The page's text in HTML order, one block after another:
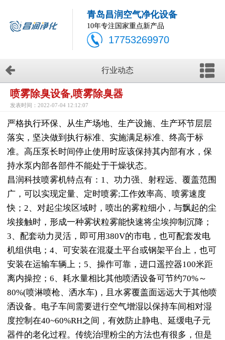
青岛昌润空气净化设备
10年专注国家重点新产品
17753269970
行业动态
喷雾除臭设备,喷雾除臭器
发表时间：2022-07-04 12:12:07
严格执行环保、从生产场地、生产设施、生产环节层层
落实，坚决做到执行标准、实施满足标准、终高于标
准。高压泵长时间停止使用时应该保持其内部有水，保
持水泵内部各部件不能处于干燥状态。
昌润科技喷雾机特点有：1、功力强、射程远、覆盖范围
广，可以实现定量、定时喷雾;工作效率高、喷雾速度
快；2、对起尘埃区域时，喷出的雾粒细小，与飘起的尘
埃接触时，形成一种雾状粒雾能快速将尘埃抑制沉降；
3、配套动力灵活，即可用380V的市电，也可配套发电
机组供电；4、可安装在混凝土平台或钢架平台上，也可
安装在运输车辆上；5、操作可靠，进口遥控器100米距
离内操控；6、耗水量相比其他喷洒设备可节约70%～
80%(喷淋喷枪、洒水车)，且水雾覆盖面远远大于其他喷
洒设备。电子车间需要进行空气增湿以保持车间相对湿
度控制在40~60%RH之间，有效防止静电、延缓电子元
器件的老化过程。传统治理粉尘的方法也有很多，但是